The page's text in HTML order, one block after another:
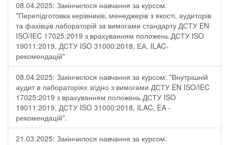
08.04.2025: Закінчилося навчання за курсом:
"Перепідготовка керівників, менеджерів з якості, аудиторів
та фахівців лабораторій за вимогами стандарту ДСТУ EN
ISO/IEC 17025:2019 з врахуванням положень ДСТУ ISO
19011:2019, ДСТУ ISO 31000:2018, ЕА, ILAC-
рекомендацій"
08.04.2025: Закінчилося навчання за курсом: "Внутрішній
аудит в лабораторіях згідно з вимогами ДСТУ EN ISO/IEC
17025:2019 з врахуванням положень ДСТУ ISO
19011:2019, ДСТУ ISO 31000:2018, ILAC, EA -
рекомендацій".
21.03.2025: Закінчилося навчання за курсом: